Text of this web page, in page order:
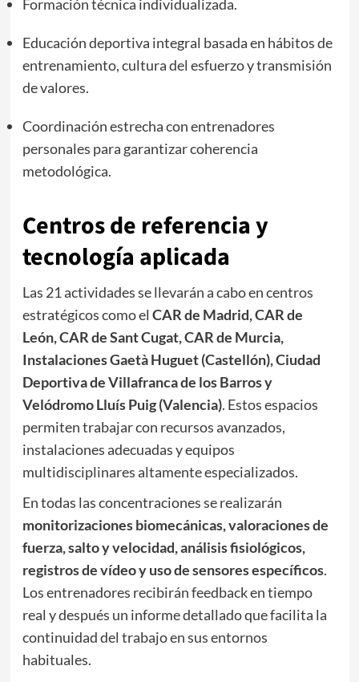
Formación técnica individualizada.
Educación deportiva integral basada en hábitos de
entrenamiento, cultura del esfuerzo y transmisión
de valores.
Coordinación estrecha con entrenadores
personales para garantizar coherencia
metodológica.
Centros de referencia y
tecnología aplicada
Las 21 actividades se llevarán a cabo en centros
estratégicos como el CAR de Madrid, CAR de
León, CAR de Sant Cugat, CAR de Murcia,
Instalaciones Gaetà Huguet (Castellón), Ciudad
Deportiva de Villafranca de los Barros y
Velódromo Lluís Puig (Valencia). Estos espacios
permiten trabajar con recursos avanzados,
instalaciones adecuadas y equipos
multidisciplinares altamente especializados.
En todas las concentraciones se realizarán
monitorizaciones biomecánicas, valoraciones de
fuerza, salto y velocidad, análisis fisiológicos,
registros de vídeo y uso de sensores específicos.
Los entrenadores recibirán feedback en tiempo
real y después un informe detallado que facilita la
continuidad del trabajo en sus entornos
habituales.